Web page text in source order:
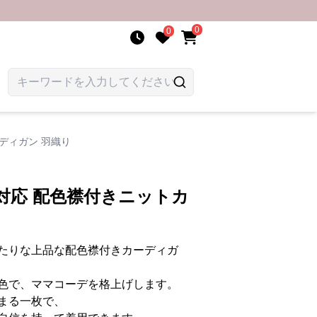
0 0
ィガン 羽織り
応 配色襟付きニットカ
りな上品な配色襟付きカーディガ
、ママコーデを格上げします。
る一枚で、